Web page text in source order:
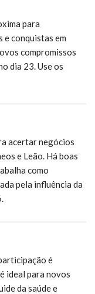
para
e conquistas em
compromissos
dia 23. Use os
acertar negócios
e Leão. Há boas
como
pela influência da
é
ideal para novos
da saúde e